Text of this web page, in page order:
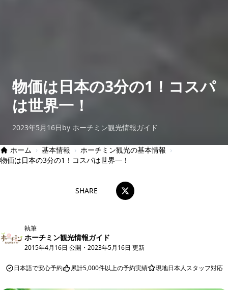
物価は日本の3分の1！コスパ
は世界一！
2023年5月16日by ホーチミン観光情報ガイド
ホーム › 基本情報 › ホーチミン観光の基本情報 ›
物価は日本の3分の1！コスパは世界一！
SHARE
執筆
ホーチミン観光情報ガイド
2015年4月16日 公開 ・ 2023年5月16日 更新
日本語で安心予約 累計5,000件以上の予約実績 現地日本人スタッフ対応